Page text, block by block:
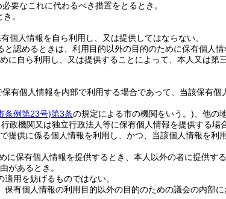
要なこれに代わるべき措置をとるとき。
。
個人情報を自ら利用し、又は提供してはならない。
と認めるときは、利用目的以外の目的のために保有個人
に自ら利用し、又は提供することによって、本人又は第
有個人情報を内部で利用する場合であって、当該保有個
条例第23号)第3条の規定による市の機関をいう。) 、他の
政機関又は独立行政法人等に保有個人情報を提供する場
供に係る個人情報を利用し、かつ、当該個人情報を利
に保有個人情報を提供するとき、本人以外の者に提供す
があるとき。
用を妨げるものではない。
有個人情報の利用目的以外の目的のための議会の内部